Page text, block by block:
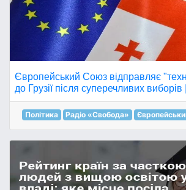
Європейський Союз відправляє
до Грузії після суперечливих
Політика Радіо «Свобода»